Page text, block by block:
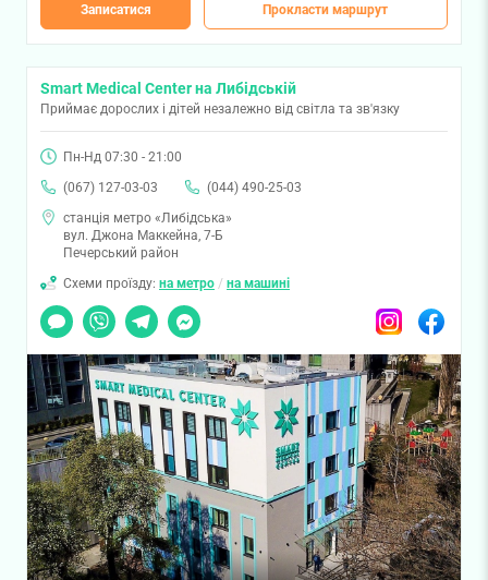
Записатися Прокласти маршрут
Smart Medical Center на Либідській
Приймає дорослих і дітей незалежно від світла та зв'язку
Пн-Нд 07:30 - 21:00
(067) 127-03-03
(044) 490-25-03
станція метро «Либідська»
вул. Джона Маккейна, 7-Б
Печерський район
Схеми проїзду: на метро / на машині
Чат
Viber TelegramMessenger InstagramFacebook